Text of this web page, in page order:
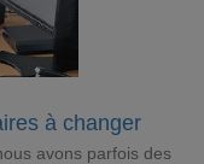
à changer
avons parfois des